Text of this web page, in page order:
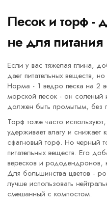
Песок и торф -
не для питания
Если у вас тяжелая глина,
дает питательных веществ,
Норма - 1 ведро песка на 2
морской песок - он соленый
должен быть промытым, без
Торф тоже часто
удерживает влагу и снижает
сфагновый торф. Но черный
питательных веществ. Его
вересков и рододендронов,
Для большинства цветов -
лучше использовать
смешанный с компостом.